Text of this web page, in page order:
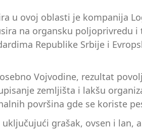
u ovoj oblasti je kompanija
na organsku poljoprivredu
Republike Srbije i
Vojvodine, rezultat
zemljišta i lakšu
površina gde se koriste
grašak, ovsen i lan,